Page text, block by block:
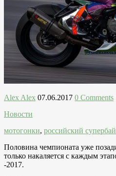
Alex Alex 07.06.2017 0 Comments
Новости
мотогонки, российский
Половина чемпионата уже
только накаляется с каждым
-2017.